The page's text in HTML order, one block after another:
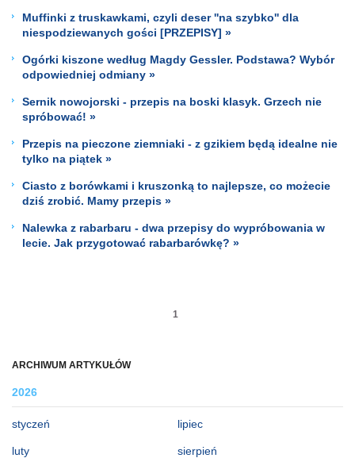
ARCHIWUM ARTYKUŁÓW
2026
styczeń
luty
lipiec
sierpień
Muffinki z truskawkami, czyli deser ''na szybko'' dla
niespodziewanych gości [PRZEPISY] »
Ogórki kiszone według Magdy Gessler. Podstawa? Wybór
odpowiedniej odmiany »
Sernik nowojorski - przepis na boski klasyk. Grzech nie
spróbować! »
Przepis na pieczone ziemniaki - z gzikiem będą idealne nie
tylko na piątek »
Ciasto z borówkami i kruszonką to najlepsze, co możecie
dziś zrobić. Mamy przepis »
Nalewka z rabarbaru - dwa przepisy do wypróbowania w
lecie. Jak przygotować rabarbarówkę? »
1